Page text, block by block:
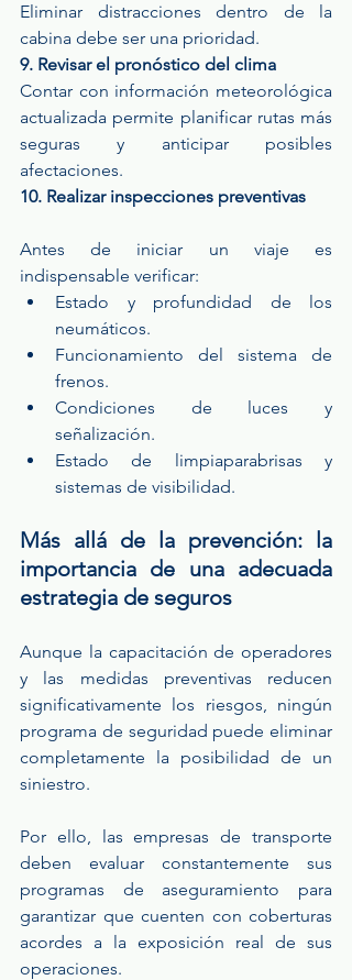
Eliminar distracciones dentro de la
cabina debe ser una prioridad.
9. Revisar el pronóstico del clima
Contar con información meteorológica
actualizada permite planificar rutas más
seguras y anticipar posibles
afectaciones.
10. Realizar inspecciones preventivas
Antes de iniciar un viaje es
indispensable verificar:
Estado y profundidad de los
neumáticos.
Funcionamiento del sistema de
frenos.
Condiciones de luces y
señalización.
Estado de limpiaparabrisas y
sistemas de visibilidad.
Más allá de la prevención: la
importancia de una adecuada
estrategia de seguros
Aunque la capacitación de operadores
y las medidas preventivas reducen
significativamente los riesgos, ningún
programa de seguridad puede eliminar
completamente la posibilidad de un
siniestro.
Por ello, las empresas de transporte
deben evaluar constantemente sus
programas de aseguramiento para
garantizar que cuenten con coberturas
acordes a la exposición real de sus
operaciones.